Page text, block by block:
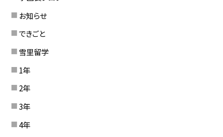
お知らせ
できごと
雪里留学
1年
2年
3年
4年